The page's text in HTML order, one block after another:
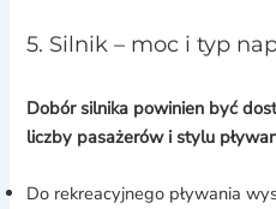
5. Silnik – moc i typ
Dobór silnika powinien być
liczby pasażerów i stylu
Do rekreacyjnego pływania